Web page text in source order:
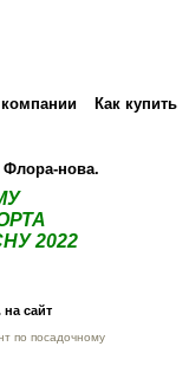
Как купить
Флора-нова.
2022
сайт
по посадочному